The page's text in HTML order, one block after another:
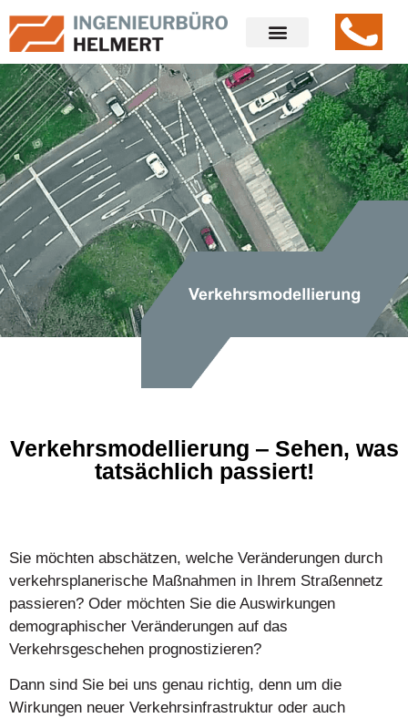
Verkehrsmodellierung ‒Sehen, was
tatsächlich passiert!
Sie möchten abschätzen, welche Veränderungen durch
verkehrsplanerische Maßnahmen in Ihrem Straßennetz
passieren? Oder möchten Sie die Auswirkungen
demographischer Veränderungen auf das
Verkehrsgeschehen prognostizieren?
Dann sind Sie bei uns genau richtig, denn um die
Wirkungen neuer Verkehrsinfrastruktur oder auch